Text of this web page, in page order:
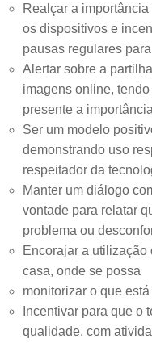
Realçar a
os dispositivos e
pausas regulares
Alertar sobre a
imagens online,
presente a
Ser um modelo
demonstrando uso
respeitador da
Manter um diálogo
vontade para relatar
problema ou
Encorajar a utilização
casa, onde se possa
monitorizar o que
Incentivar para que o
qualidade, com